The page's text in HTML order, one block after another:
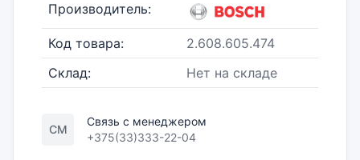
Производитель:
Код товара:
2.608.605.474
Склад:
Нет на складе
СМ
Связь с менеджером
+375(33)333-22-04